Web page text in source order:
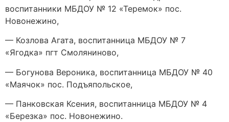
воспитанники МБДОУ № 12 «Теремок» пос.
Новонежино,
— Козлова Агата, воспитанница МБДОУ № 7
«Ягодка» пгт Смоляниново,
— Богунова Вероника, воспитанница МБДОУ № 40
«Маячок» пос. Подъяпольское,
— Панковская Ксения, воспитанница МБДОУ № 4
«Березка» пос. Новонежино.